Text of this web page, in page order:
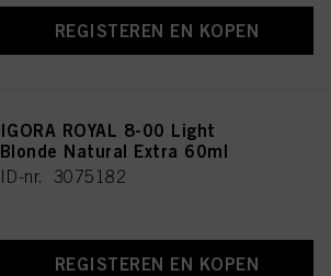
REGISTEREN EN KOPEN
IGORA ROYAL 8-00 Light
Blonde Natural Extra 60ml
ID-nr. 3075182
REGISTEREN EN KOPEN